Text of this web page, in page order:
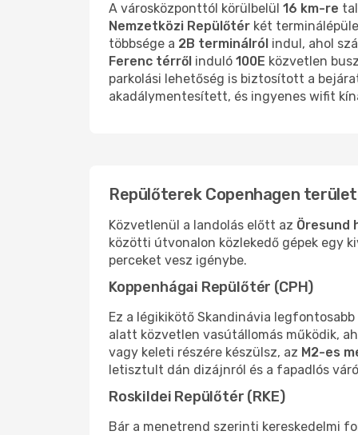
A városközponttól körülbelül 16 km-re
Nemzetközi Repülőtér két
többsége a 2B terminálról indul, ahol
Ferenc térről induló 100E közvetlen
parkolási lehetőség is biztosított a
akadálymentesített, és ingyenes wifit
Repülőterek Copenhagen
Közvetlenül a landolás előtt az Öresund
közötti útvonalon közlekedő gépek egy
perceket vesz igénybe.
Koppenhágai Repülőtér (CPH)
Ez a légikikötő Skandinávia
alatt közvetlen vasútállomás működik,
vagy keleti részére készülsz, az M2-es
letisztult dán dizájnról és a fapadlós
Roskildei Repülőtér (RKE)
Bár a menetrend szerinti kereskedelmi